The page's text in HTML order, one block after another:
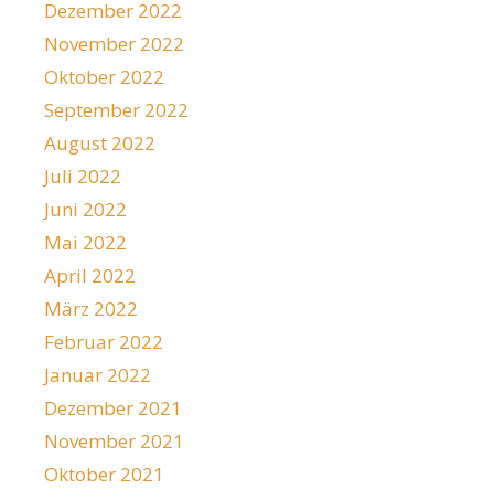
Dezember 2022
November 2022
Oktober 2022
September 2022
August 2022
Juli 2022
Juni 2022
Mai 2022
April 2022
März 2022
Februar 2022
Januar 2022
Dezember 2021
November 2021
Oktober 2021